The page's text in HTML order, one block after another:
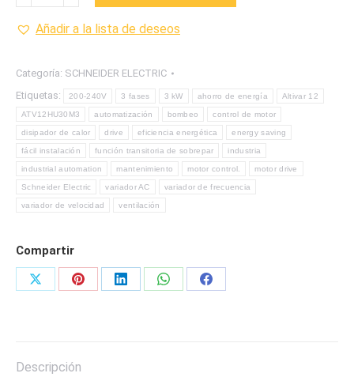
DE
LA
MARCA
SCHNEIDER
ELECRIC
Añadir a la lista de deseos
Categoría: SCHNEIDER ELECTRIC
Etiquetas:
200-240V 3 fases 3 kW ahorro de energía Altivar 12
ATV12HU30M3 automatización bombeo control de motor
disipador de calor drive eficiencia energética energy saving
fácil instalación función transitoria de sobrepar industria
industrial automation mantenimiento motor control. motor drive
Schneider Electric variador AC variador de frecuencia
variador de velocidad ventilación
Compartir
Share
Share
Share
Share
Share
Descripción